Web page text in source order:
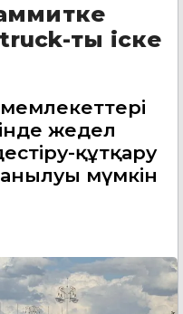
ты іске
мемлекеттері
жедел
құтқару
мүмкін